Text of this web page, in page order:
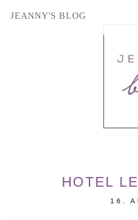
JEANNY'S BLOG
HOTEL
16.